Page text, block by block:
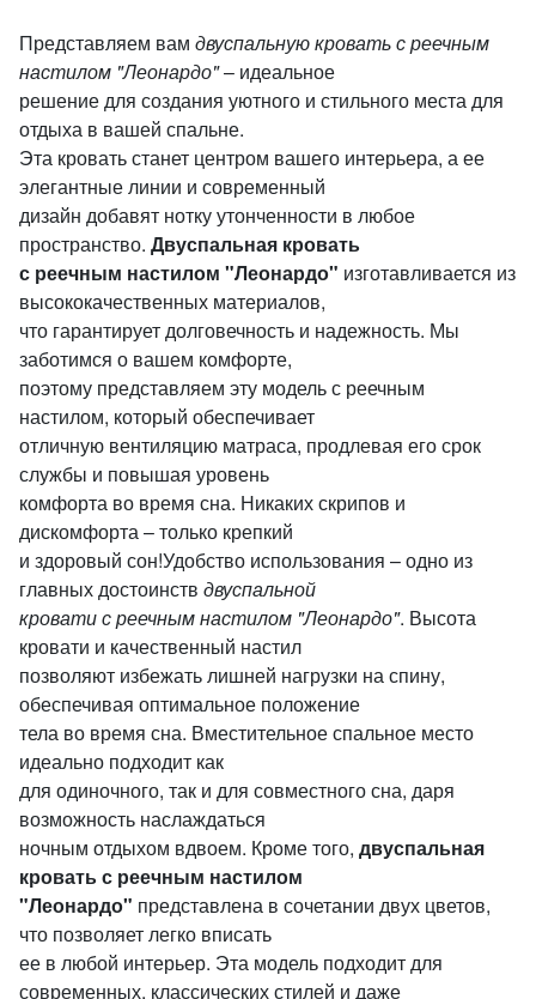
Представляем вам двуспальную кровать с реечным
настилом "Леонардо"– идеальное
решение для создания уютного и стильного места для
отдыха в вашей спальне.
Эта кровать станет центром вашего интерьера, а ее
элегантные линии и современный
дизайн добавят нотку утонченности в любое
пространство. Двуспальная кровать
с реечным настилом "Леонардо" изготавливается из
высококачественных материалов,
что гарантирует долговечность и надежность. Мы
заботимся о вашем комфорте,
поэтому представляем эту модель с реечным
настилом, который обеспечивает
отличную вентиляцию матраса, продлевая его срок
службы и повышая уровень
комфорта во время сна. Никаких скрипов и
дискомфорта – только крепкий
и здоровый сон!Удобство использования – одно из
главных достоинств двуспальной
кровати с реечным настилом "Леонардо". Высота
кровати и качественный настил
позволяют избежать лишней нагрузки на спину,
обеспечивая оптимальное положение
тела во время сна. Вместительное спальное место
идеально подходит как
для одиночного, так и для совместного сна, даря
возможность наслаждаться
ночным отдыхом вдвоем. Кроме того, двуспальная
кровать с реечным настилом
"Леонардо" представлена в сочетании двух цветов,
что позволяет легко вписать
ее в любой интерьер. Эта модель подходит для
современных, классических стилей и даже